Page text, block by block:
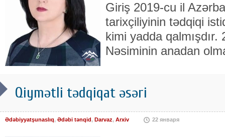
Giriş 2019-cu il
tarixçiliyinin tədqiqi
kimi yadda
Nəsiminin anadan
Qiymətli tədqiqat əsəri
Ədəbiyyatşunaslıq, Ədəbi tənqid, Darvaz, Arxiv 22 января